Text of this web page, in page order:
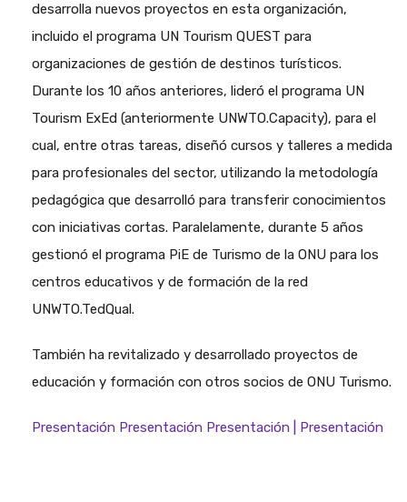
desarrolla nuevos proyectos en esta organización,
incluido el programa UN Tourism QUEST para
organizaciones de gestión de destinos turísticos.
Durante los 10 años anteriores, lideró el programa UN
Tourism ExEd (anteriormente UNWTO.Capacity), para el
cual, entre otras tareas, diseñó cursos y talleres a medida
para profesionales del sector, utilizando la metodología
pedagógica que desarrolló para transferir conocimientos
con iniciativas cortas. Paralelamente, durante 5 años
gestionó el programa PiE de Turismo de la ONU para los
centros educativos y de formación de la red
UNWTO.TedQual.
También ha revitalizado y desarrollado proyectos de
educación y formación con otros socios de ONU Turismo.
Presentación Presentación Presentación | Presentación